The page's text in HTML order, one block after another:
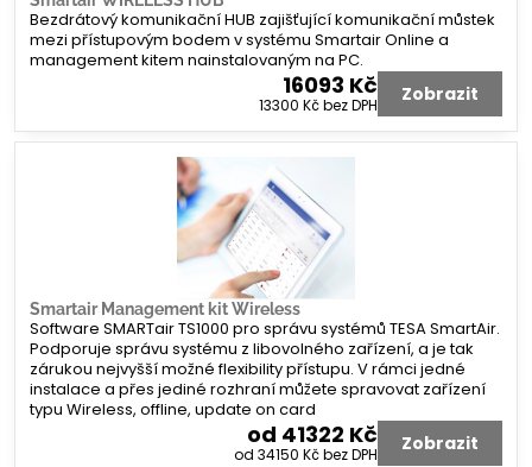
Bezdrátový komunikační HUB zajišťující komunikační můstek
mezi přístupovým bodem v systému Smartair Online a
management kitem nainstalovaným na PC.
16093 Kč
13300 Kčbez DPH Zobrazit
Smartair Management kit Wireless
Software SMARTair TS1000 pro správu systémů TESA SmartAir.
Podporuje správu systému z libovolného zařízení, a je tak
zárukou nejvyšší možné flexibility přístupu. V rámci jedné
instalace a přes jediné rozhraní můžete spravovat zařízení
typu Wireless, offline, update on card
od 41322 Kč
od 34150 Kčbez DPH Zobrazit